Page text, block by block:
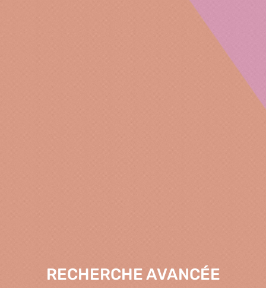
RECHERCHE AVANCÉE